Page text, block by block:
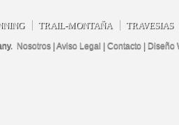
TRAIL-MONTAÑA TRAVESIAS
Nosotros |Aviso Legal | Contacto | Diseño